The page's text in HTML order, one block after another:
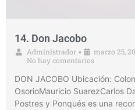
14. Don Jacobo
Administrador • marzo 25,
No hay comentarios
DON JACOBO Ubicación:
OsorioMauricio SuarezCarlos
Postres y Ponqués es una